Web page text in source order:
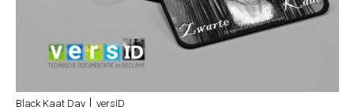
Black Kaat Day │ versID